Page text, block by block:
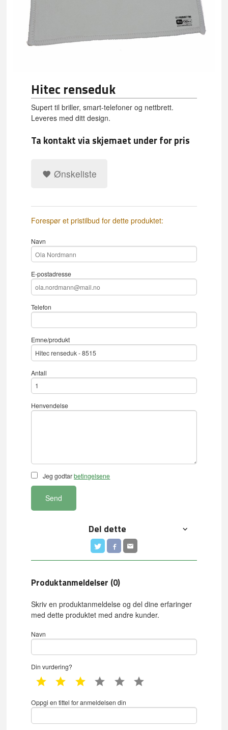
Hitec renseduk
Supert til briller, smart-telefoner og nettbrett.
Leveres med ditt design.
Ta kontakt via skjemaet under for pris
Ønskeliste
Forespør et pristilbud for dette produktet:
Navn
E-postadresse
Telefon
Emne/produkt
Antall
Henvendelse
Jeg godtarbetingelsene
Send
Del dette
Produktanmeldelser (0)
Skriv en produktanmeldelse og del dine erfaringer
med dette produktet med andre kunder.
Navn
Din vurdering?
1 star 2 star 3 star 4 star 5 star
Oppgi en tittel for anmeldelsen din